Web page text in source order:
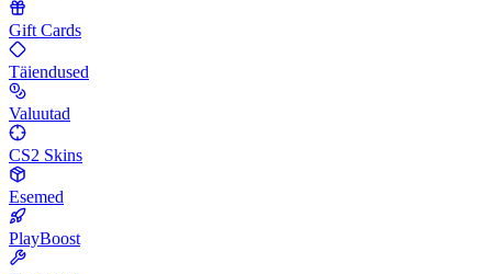
Gift Cards
Täiendused
Valuutad
CS2 Skins
Esemed
PlayBoost